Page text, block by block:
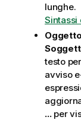
lunghe.
Sintassi
testo
avviso
...per